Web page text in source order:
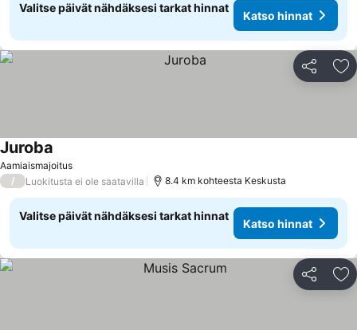
Valitse päivät nähdäksesi tarkat hinnat
Katso hinnat
Jaa
Aamiaismajoitus
Juroba
/ Luokitusta ei ole saatavilla 8.4 km kohteesta Keskusta
Valitse päivät nähdäksesi tarkat hinnat
Katso hinnat
Jaa